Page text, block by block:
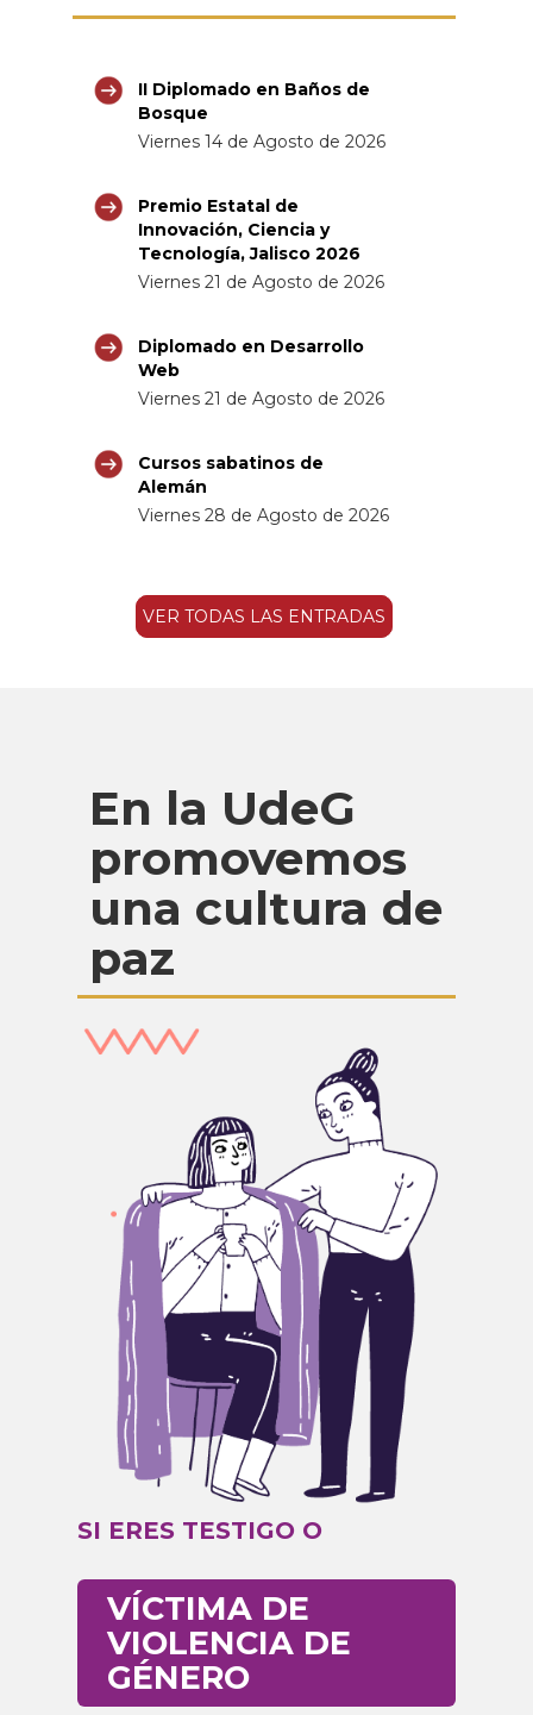
II Diplomado en Baños de
Bosque
Viernes 14 de Agosto de 2026
Premio Estatal de
Innovación, Ciencia y
Tecnología, Jalisco 2026
Viernes 21 de Agosto de 2026
Diplomado en Desarrollo
Web
Viernes 21 de Agosto de 2026
Cursos sabatinos de
Alemán
Viernes 28 de Agosto de 2026
VER TODAS LAS ENTRADAS
En la UdeG
promovemos
una cultura de
paz
SI ERES TESTIGO O
VÍCTIMA DE
VIOLENCIA DE
GÉNERO